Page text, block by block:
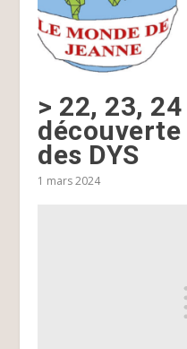
> 22, 23,
des DYS
1 mars 2024